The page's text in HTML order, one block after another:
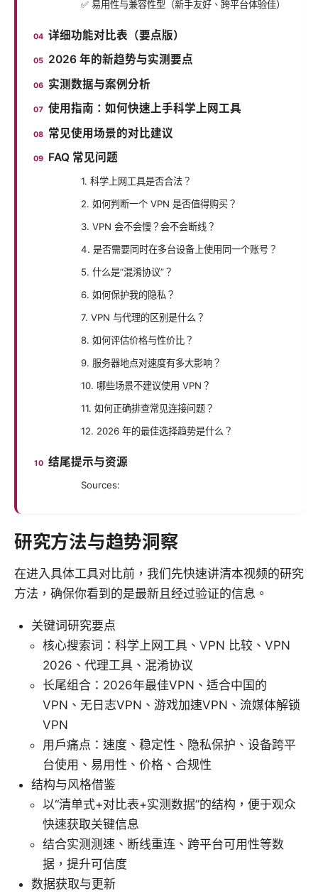
✅ 易用性与兼容性型（新手友好、跨平台体验佳）
详细功能对比表（要点版）
2026 年的新趋势与实测要点
实测数据与案例分析
使用指南：如何快速上手科学上网工具
常见使用场景的对比建议
FAQ 常见问题
1. 科学上网工具是否合法？
2. 如何判断一个 VPN 是否值得购买？
3. VPN 会不会慢？会不会断线？
4. 是否需要同时在多台设备上使用同一个账号？
5. 什么是“混淆协议”？
6. 如何保护我的隐私？
7. VPN 与代理的区别是什么？
8. 如何评估价格与性价比？
9. 服务器地点对速度有多大影响？
10. 哪些场景不建议使用 VPN？
11. 如何正确排查常见连接问题？
12. 2026 年的最佳选择趋势是什么？
结尾提示与资源
Sources:
研究方法与趋势洞察
在进入具体工具对比前，我们先快速讲清本视频的研究
方法，确保你看到的是最新且经过验证的信息。
关键词研究要点
核心搜索词：科学上网工具、VPN 比较、VPN
2026、代理工具、混淆协议
长尾组合：2026年最佳VPN、适合中国的
VPN、无日志VPN、游戏加速VPN、流媒体解锁
VPN
用户痛点：速度、稳定性、隐私保护、设备跨平
台使用、易用性、价格、合规性
结构与风格借鉴
以“清单式+对比表+实测数据”的结构，便于观众
快速获取关键信息
结合实测测速、断线重连、跨平台可用性等数
据，提升可信度
数据获取与更新